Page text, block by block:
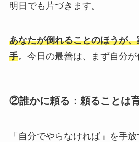
明日でも片づきます。
あなたが倒れることのほうが
手。今日の最善は、まず自分が
②誰かに頼る：頼ることは
「自分でやらなければ」を手